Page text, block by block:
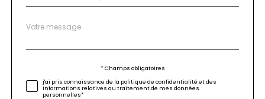
Fieldset
Message
*
* Champs obligatoires
j'ai pris connaissance de la politique de confidentialité et des
informations relatives au traitement de mes données
personnelles*